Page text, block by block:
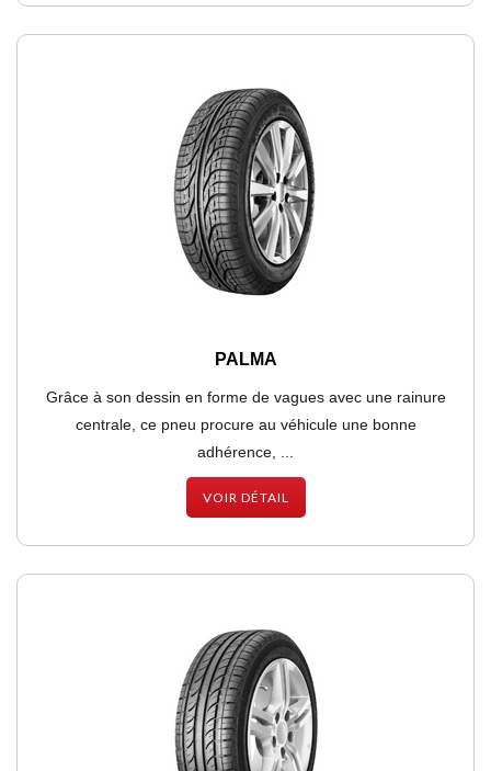
PALMA
Grâce à son dessin en forme de vagues avec une rainure
centrale, ce pneu procure au véhicule une bonne
adhérence, ...
VOIR DÉTAIL